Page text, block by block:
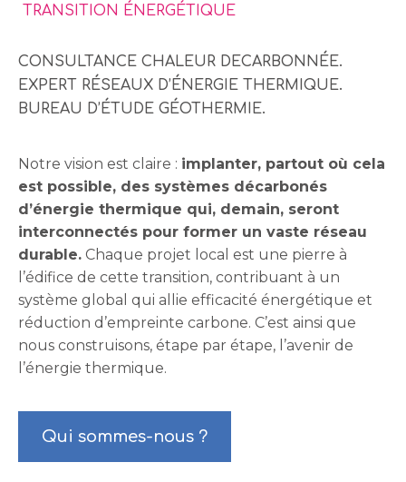
ÉNERGIES RENOUVELABLES
TRANSITION ÉNERGÉTIQUE
CONSULTANCE CHALEUR DECARBONNÉE.
EXPERT RÉSEAUX D’ÉNERGIE THERMIQUE.
BUREAU D’ÉTUDE GÉOTHERMIE.
Notre vision est claire : implanter, partout où cela
est possible, des systèmes décarbonés
d’énergie thermique qui, demain, seront
interconnectés pour former un vaste réseau
durable. Chaque projet local est une pierre à
l’édifice de cette transition, contribuant à un
système global qui allie efficacité énergétique et
réduction d’empreinte carbone. C’est ainsi que
nous construisons, étape par étape, l’avenir de
l’énergie thermique.
Qui sommes-nous ?